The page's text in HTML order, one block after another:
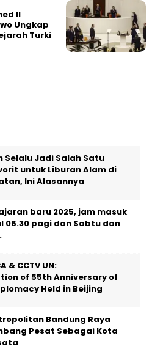
II
Ungkap
Turki
Selalu Jadi Salah Satu
untuk Liburan Alam di
Ini Alasannya
baru 2025, jam masuk
06.30 pagi dan Sabtu dan
& CCTV UN:
of 55th Anniversary of
Held in Beijing
Bandung Raya
Pesat Sebagai Kota